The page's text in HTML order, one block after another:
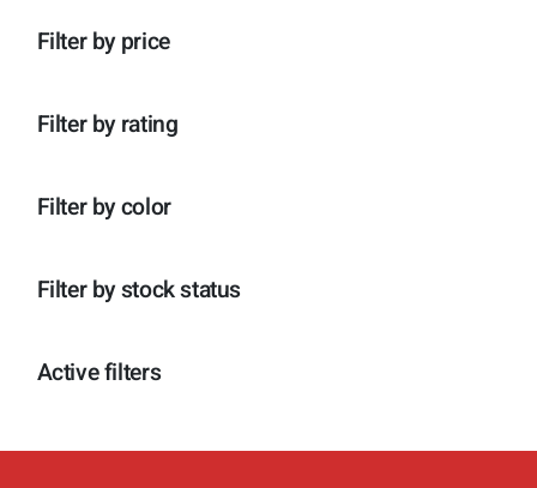
Filter by price
Filter by rating
Filter by color
Filter by stock status
Active filters